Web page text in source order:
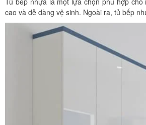
cao và dễ dàng vệ sinh. Ngoài ra, tủ bếp